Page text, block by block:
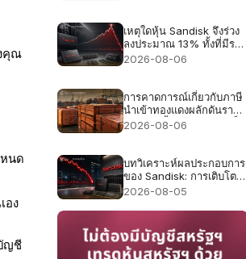
คุณ
นด
อง
ญชี
เหตุใดหุ้น Sandisk จึงร่วง
ลงประมาณ 13% ทั้งที่มีราย
ได้สูงถึง 8.97 พันล้าน
2026-08-06
การคาดการณ์เกี่ยวกับภาษี
นำเข้าทองแดงผลักดันราคา
ทองแดงขึ้นสู่ระดับสูงสุดเป็น
2026-08-06
บทวิเคราะห์ผลประกอบการ
ของ Sandisk: การเติบโต
ของรายได้ 4 เท่าเพียงพอ
ร่วงลง 47% ในเดือน
กรกฎาคม?
2026-08-05